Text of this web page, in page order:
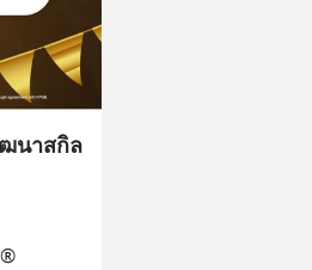
นาสกิล